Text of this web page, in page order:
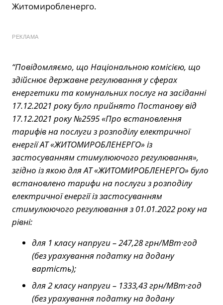
Житомиробленерго.
РЕКЛАМА
“Повідомляємо, що Національною комісією, що
здійснює державне регулювання у сферах
енергетики та комунальних послуг на засіданні
17.12.2021 року було прийнято Постанову від
17.12.2021 року №2595 «Про встановлення
тарифів на послуги з розподілу електричної
енергії АТ «ЖИТОМИРОБЛЕНЕРГО» із
застосуванням стимулюючого регулювання»,
згідно із якою для АТ «ЖИТОМИРОБЛЕНЕРГО» було
встановлено тарифи на послуги з розподілу
електричної енергії із застосуванням
стимулюючого регулювання з 01.01.2022 року на
рівні:
для 1 класу напруги – 247,28 грн/МВт·год
(без урахування податку на додану
вартість);
для 2 класу напруги – 1333,43 грн/МВт·год
(без урахування податку на додану